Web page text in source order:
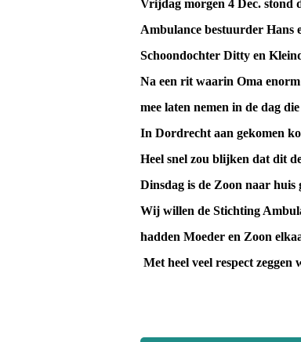
Vrijdag morgen 4 Dec. stond
Ambulance bestuurder Hans
Schoondochter Ditty en
Na een rit waarin Oma enorm
mee laten nemen in de dag
In Dordrecht aan gekomen
Heel snel zou blijken dat dit
Dinsdag is de Zoon naar huis
Wij willen de Stichting
hadden Moeder en Zoon
Met heel veel respect